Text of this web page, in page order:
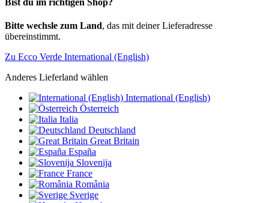
Bitte wechsle zum Land, das mit deiner Lieferadresse
übereinstimmt.
Zu Ecco Verde International (English)
Anderes Lieferland wählen
International (English)
Österreich
Italia
Deutschland
Great Britain
España
Slovenija
France
România
Sverige